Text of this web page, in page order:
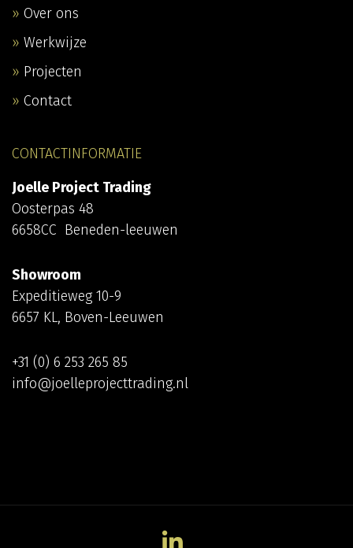
Over ons
Werkwijze
Projecten
Contact
CONTACTINFORMATIE
Joelle Project Trading
Oosterpas 48
6658CC Beneden-leeuwen
Showroom
Expeditieweg 10-9
6657 KL, Boven-Leeuwen
+31 (0) 6 253 265 85
info@joelleprojecttrading.nl